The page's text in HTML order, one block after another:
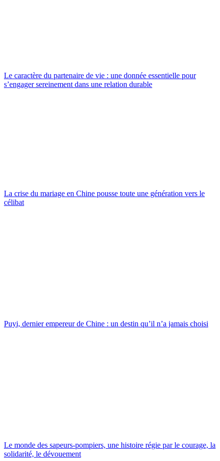
Le caractère du partenaire de vie : une donnée essentielle pour
s’engager sereinement dans une relation durable
La crise du mariage en Chine pousse toute une génération vers le
célibat
Puyi, dernier empereur de Chine : un destin qu’il n’a jamais choisi
Le monde des sapeurs-pompiers, une histoire régie par le courage, la
solidarité, le dévouement